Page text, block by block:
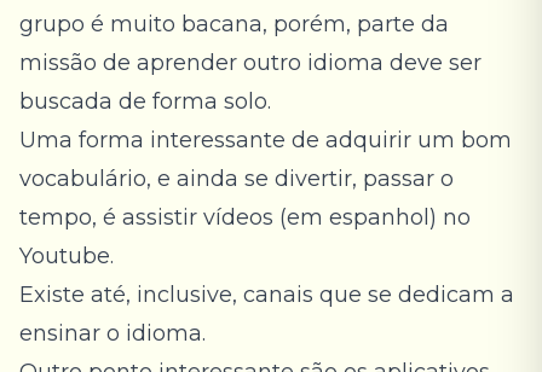
grupo é muito bacana, porém, parte da
missão de aprender outro idioma deve ser
buscada de forma solo.
Uma forma interessante de adquirir um bom
vocabulário, e ainda se divertir, passar o
tempo, é assistir vídeos (em espanhol) no
Youtube.
Existe até, inclusive, canais que se dedicam a
ensinar o idioma.